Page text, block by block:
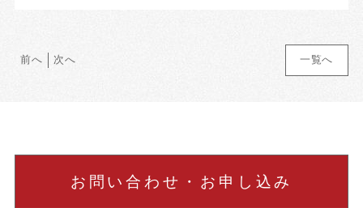
一覧へ
前へ 次へ
お問い合わせ・お申し込み